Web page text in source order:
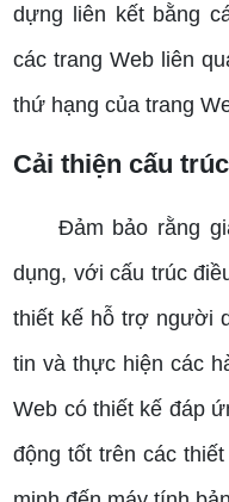
dựng liên kết bằng
các trang Web liên
thứ hạng của trang
Cải thiện cấu
Đảm bảo rằng
dụng, với cấu trúc
thiết kế hỗ trợ người
tin và thực hiện các
Web có thiết kế đáp
động tốt trên các